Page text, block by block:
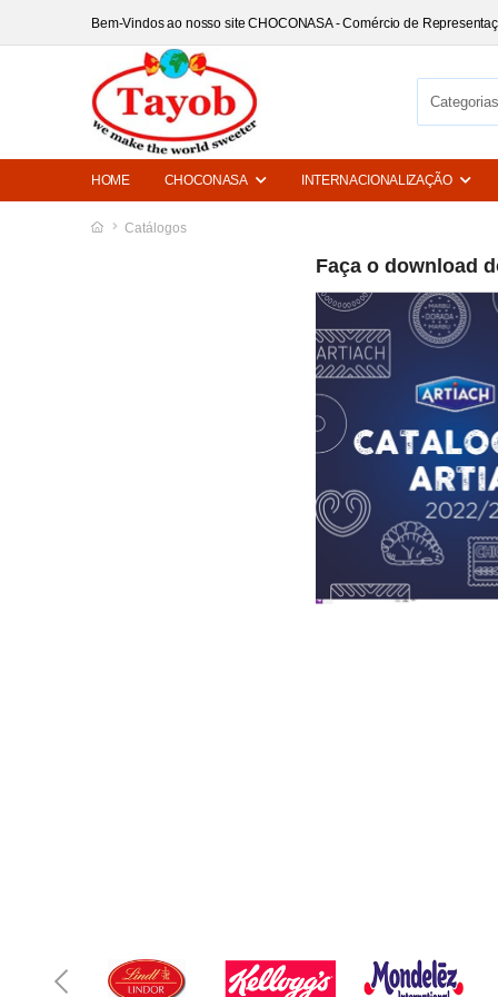
Bem-Vindos ao nosso site CHOCONASA - Comércio de
HOME CHOCONASA INTERNACIONALIZAÇÃO
Catálogos
Faça o download